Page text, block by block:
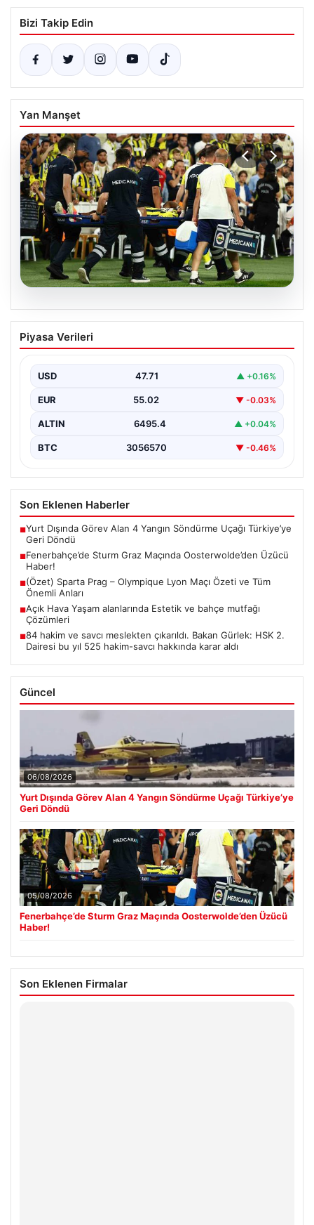
Bizi Takip Edin
Yan Manşet
05.08.2026
Fenerbahçe’de Sturm Graz Maçında
Oosterwolde’den Üzücü Haber!
gerçekleşen heyecan dolu mücadelede Fenerbahçe'nin
Sturm Graz…
Piyasa Verileri
USD 47.71 ▲ +0.16%
EUR 55.02 ▼ -0.03%
ALTIN 6495.4 ▲ +0.04%
BTC 3056570 ▼ -0.46%
Son Eklenen Haberler
■Yurt Dışında Görev Alan 4 Yangın Söndürme Uçağı Türkiye’ye
Geri Döndü
■Fenerbahçe’de Sturm Graz Maçında Oosterwolde’den Üzücü
Haber!
■(Özet) Sparta Prag – Olympique Lyon Maçı Özeti ve Tüm
Önemli Anları
■Açık Hava Yaşam alanlarında Estetik ve bahçe mutfağı
Çözümleri
■84 hakim ve savcı meslekten çıkarıldı. Bakan Gürlek: HSK 2.
Dairesi bu yıl 525 hakim-savcı hakkında karar aldı
Güncel
06/08/2026
Yurt Dışında Görev Alan 4 Yangın Söndürme Uçağı Türkiye’ye
Geri Döndü
05/08/2026
Fenerbahçe’de Sturm Graz Maçında Oosterwolde’den Üzücü
Haber!
Son Eklenen Firmalar